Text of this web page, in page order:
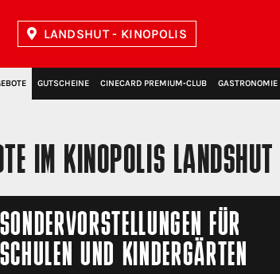
LANDSHUT - KINOPOLIS
GUTSCHEINE CINECARD PREMIUM‑CLUB GASTRONOMIE
IM KINOPOLIS LANDSHUT
SONDERVORSTELLUNGEN FÜR
SCHULEN UND KINDERGÄRTEN